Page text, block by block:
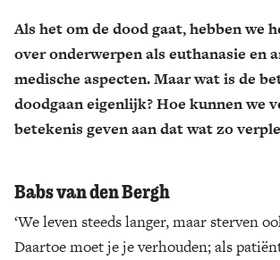
Als het om de dood gaat, hebben we
over onderwerpen als euthanasie en
medische aspecten. Maar wat is de
doodgaan eigenlijk? Hoe kunnen we
betekenis geven aan dat wat zo
Babs van den Bergh
‘We leven steeds langer, maar sterven
Daartoe moet je je verhouden; als